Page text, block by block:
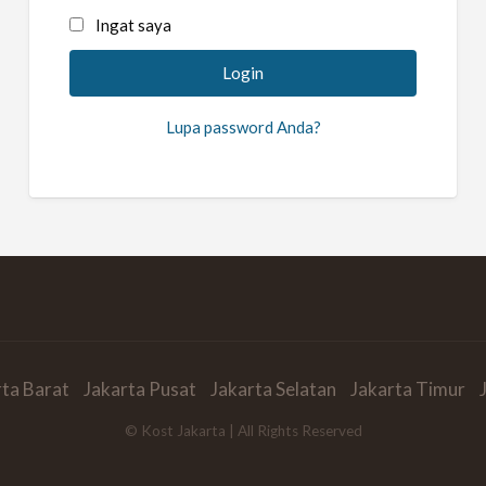
Ingat saya
Lupa password Anda?
Barat Jakarta Pusat Jakarta Selatan Jakarta Timur
© Kost Jakarta | All Rights Reserved